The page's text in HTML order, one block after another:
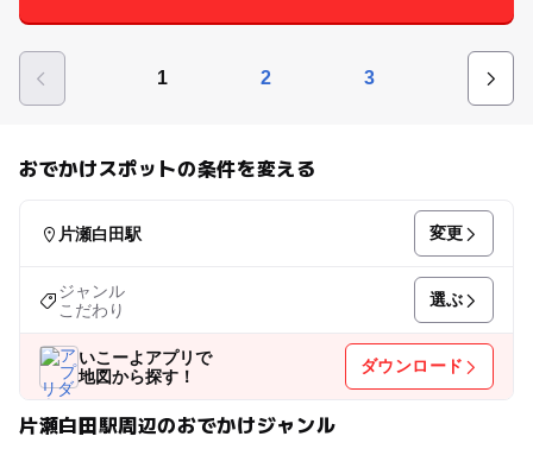
1 2 3
おでかけスポットの条件を変える
片瀬白田駅 変更
ジャンル
こだわり
選ぶ
いこーよアプリで
地図から探す！
ダウンロード
片瀬白田駅周辺のおでかけジャンル